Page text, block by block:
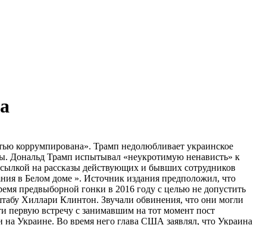
коррумпирована». Трамп недолюбливает украинское
Дональд Трамп испытывал «неукротимую ненависть» к
на рассказы действующих и бывших сотрудников
в Белом доме ». Источник издания предположил, что
предвыборной гонки в 2016 году с целью не допустить
Хиллари Клинтон. Звучали обвинения, что они могли
первую встречу с занимавшим на тот момент пост
Украине. Во время него глава США заявлял, что Украина